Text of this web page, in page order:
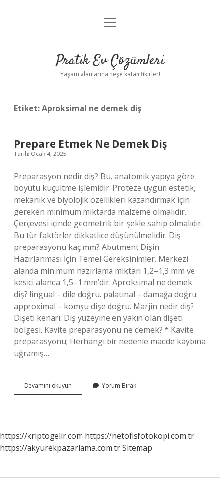
Anasayfa
Yasal Uyarı
menüyü
Pratik Ev Çözümleri
Yaşam alanlarına neşe katan fikirler!
Etiket:Aproksimal ne demek diş
Prepare Etmek Ne Demek Diş
Tarih: Ocak 4, 2025
Preparasyon nedir diş? Bu, anatomik yapıya göre
boyutu küçültme işlemidir. Proteze uygun estetik,
mekanik ve biyolojik özellikleri kazandırmak için
gereken minimum miktarda malzeme olmalıdır.
Çerçevesi içinde geometrik bir şekle sahip olmalıdır.
Bu tür faktörler dikkatlice düşünülmelidir. Diş
preparasyonu kaç mm? Abutment Dişin
Hazırlanması İçin Temel Gereksinimler. Merkezi
alanda minimum hazırlama miktarı 1,2–1,3 mm ve
kesici alanda 1,5–1 mm’dir. Aproksimal ne demek
diş? lingual – dile doğru. palatinal – damağa doğru.
approximal – komşu dişe doğru. Marjin nedir diş?
Dişeti kenarı: Diş yüzeyine en yakın olan dişeti
bölgesi. Kavite preparasyonu ne demek? * Kavite
preparasyonu; Herhangi bir nedenle madde kaybına
uğramış…
Devamını okuyun Prepare
Etmek
Yorum Bırak
https://kriptogelir.com https://netofisfotokopi.com.tr
https://akyurekpazarlama.com.trSitemap